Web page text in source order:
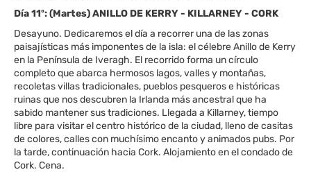
Día 11º: (Martes) ANILLO DE KERRY - KILLARNEY - CORK
Desayuno. Dedicaremos el día a recorrer una de las zonas
paisajísticas más imponentes de la isla: el célebre Anillo de Kerry
en la Península de Iveragh. El recorrido forma un círculo
completo que abarca hermosos lagos, valles y montañas,
recoletas villas tradicionales, pueblos pesqueros e históricas
ruinas que nos descubren la Irlanda más ancestral que ha
sabido mantener sus tradiciones. Llegada a Killarney, tiempo
libre para visitar el centro histórico de la ciudad, lleno de casitas
de colores, calles con muchísimo encanto y animados pubs. Por
la tarde, continuación hacia Cork. Alojamiento en el condado de
Cork. Cena.